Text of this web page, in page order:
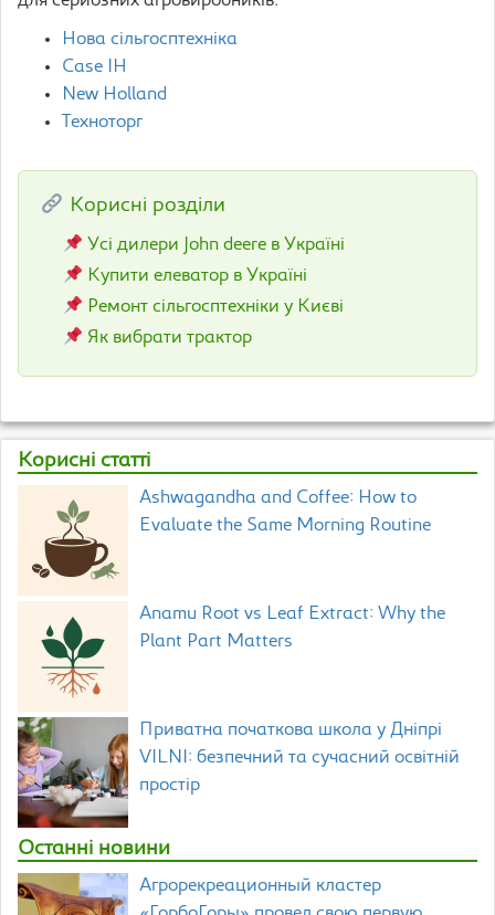
Нова сільгосптехніка
Case IH
New Holland
Техноторг
Корисні розділи
Усі дилери John deere в Україні
Купити елеватор в Україні
Ремонт сільгосптехніки у Києві
Як вибрати трактор
Корисні статті
Ashwagandha and Coffee: How to
Evaluate the Same Morning Routine
Anamu Root vs Leaf Extract: Why the
Plant Part Matters
Приватна початкова школа у Дніпрі
VILNI: безпечний та сучасний освітній
простір
Останні новини
Агрорекреационный кластер